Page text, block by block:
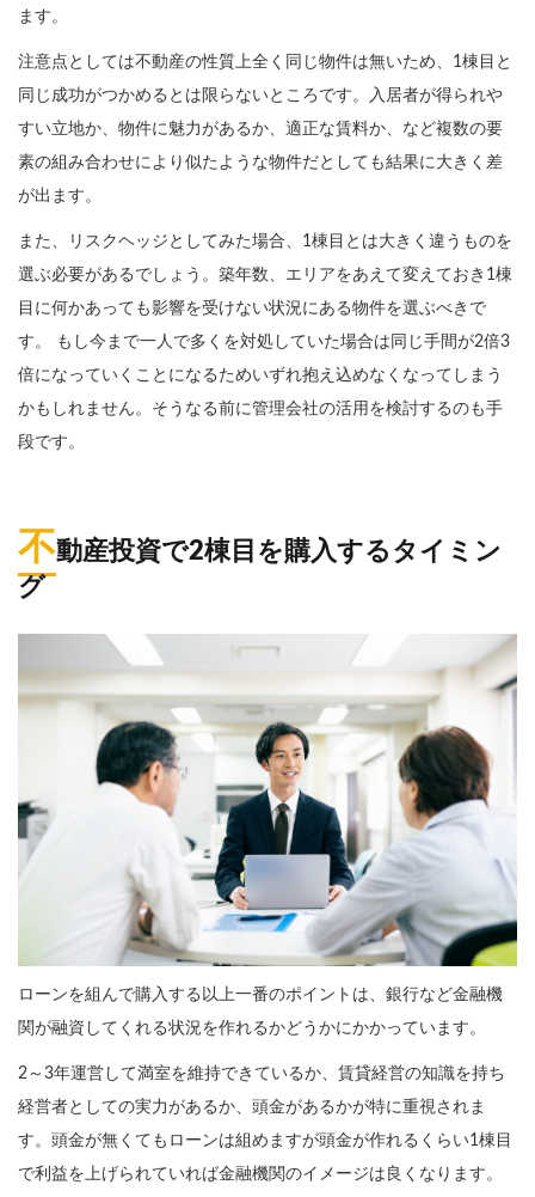
ます。
注意点としては不動産の性質上全く同じ物件は無いため、1棟目と
同じ成功がつかめるとは限らないところです。入居者が得られや
すい立地か、物件に魅力があるか、適正な賃料か、など複数の要
素の組み合わせにより似たような物件だとしても結果に大きく差
が出ます。
また、リスクヘッジとしてみた場合、1棟目とは大きく違うものを
選ぶ必要があるでしょう。築年数、エリアをあえて変えておき1棟
目に何かあっても影響を受けない状況にある物件を選ぶべきで
す。 もし今まで一人で多くを対処していた場合は同じ手間が2倍3
倍になっていくことになるためいずれ抱え込めなくなってしまう
かもしれません。そうなる前に管理会社の活用を検討するのも手
段です。
不動産投資で2棟目を購入するタイミン
グ
ローンを組んで購入する以上一番のポイントは、銀行など金融機
関が融資してくれる状況を作れるかどうかにかかっています。
2～3年運営して満室を維持できているか、賃貸経営の知識を持ち
経営者としての実力があるか、頭金があるかが特に重視されま
す。頭金が無くてもローンは組めますが頭金が作れるくらい1棟目
で利益を上げられていれば金融機関のイメージは良くなります。